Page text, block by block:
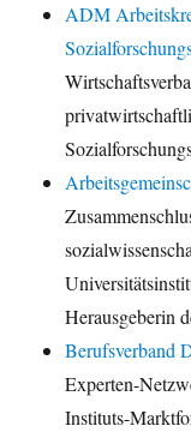
ADM
Herausgeberin
Berufsverband
Experten-
Instituts-